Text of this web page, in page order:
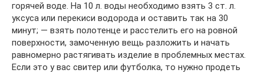
горячей воде. На 10 л. воды необходимо взять 3 ст. л.
уксуса или перекиси водорода и оставить так на 30
минут; — взять полотенце и расстелить его на ровной
поверхности, замоченную вещь разложить и начать
равномерно растягивать изделие в проблемных местах.
Если это у вас свитер или футболка, то нужно продеть